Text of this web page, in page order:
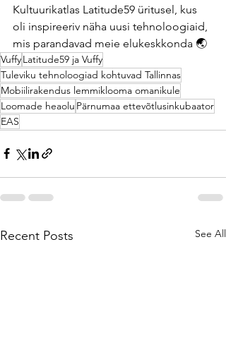
Kultuurikatlas Latitude59 üritusel, kus
oli inspireeriv näha uusi tehnoloogiaid,
mis parandavad meie elukeskkonda 🌏
VuffyLatitude59 ja Vuffy
Tuleviku tehnoloogiad kohtuvad Tallinnas
Mobiilirakendus lemmiklooma omanikule
Loomade heaolu Pärnumaa ettevõtlusinkubaator
EAS
Recent Posts See All